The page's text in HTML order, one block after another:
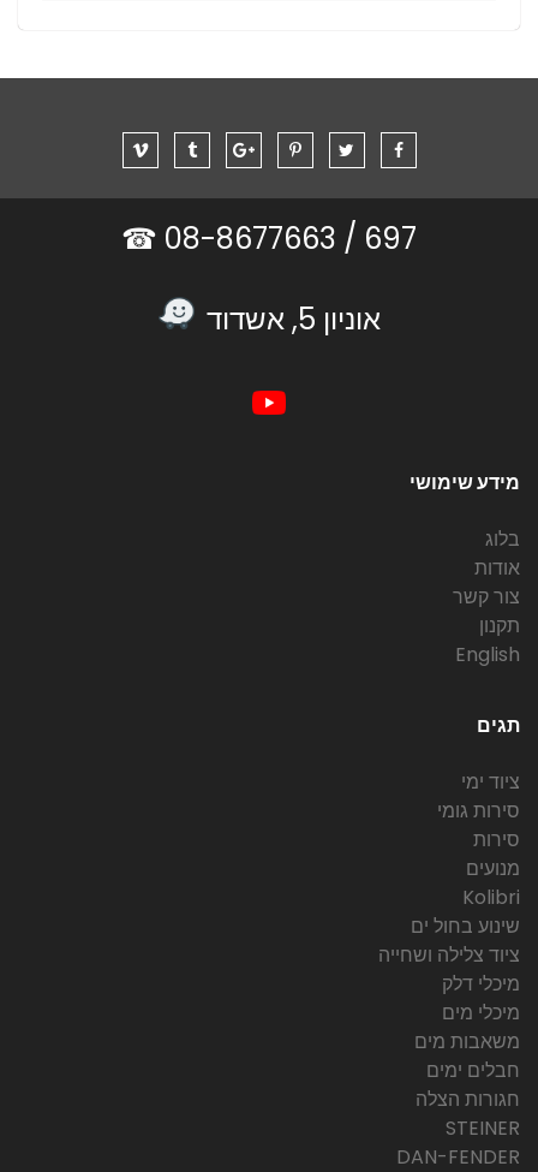
697 /
אוניון 5, אשדוד
מידע שימושי
בלוג
אודות
צור קשר
תקנון
English
תגים
ציוד ימי
סירות גומי
סירות
מנועים
Kolibri
שינוע בחול ים
ציוד צלילה ושחייה
מיכלי דלק
מיכלי מים
משאבות מים
חבלים ימים
חגורות הצלה
STEINER
DAN-FENDER